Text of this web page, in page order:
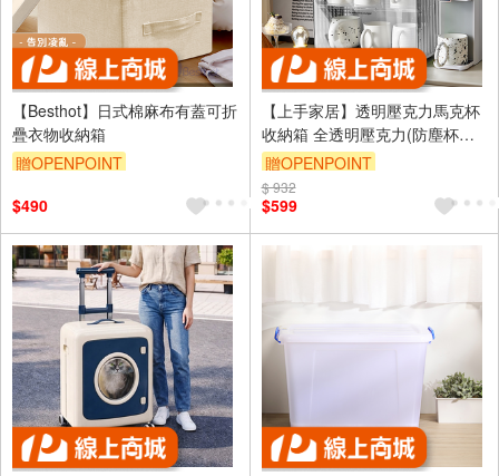
【Besthot】日式棉麻布有蓋可折
疊衣物收納箱
贈OPENPOINT
$490
【上手家居】透明壓克力馬克杯
收納箱 全透明壓克力(防塵杯架/
茶杯架/杯子收納櫃/杯子收納箱/
廚房收納)
贈OPENPOINT
訂單滿999享9折
$ 932
$599